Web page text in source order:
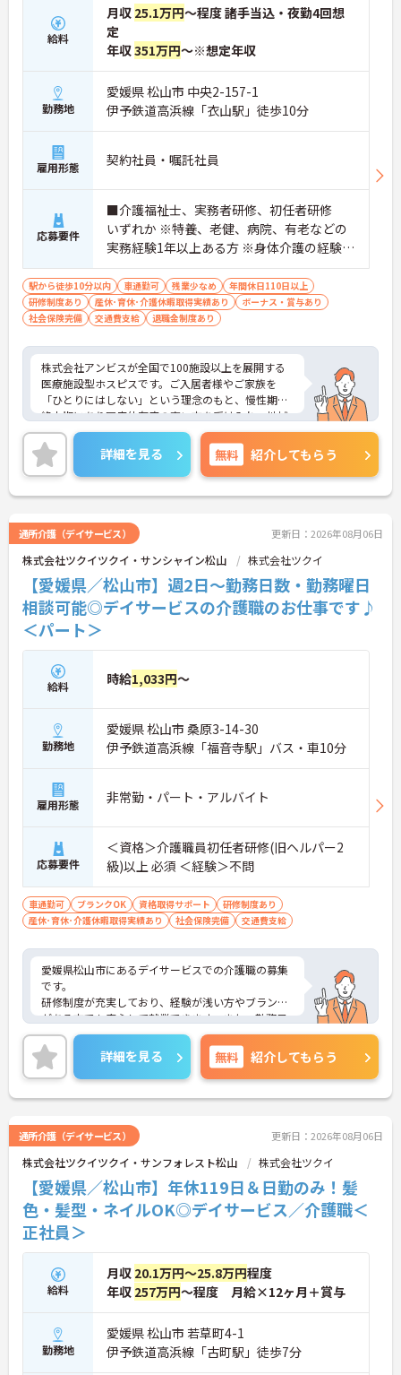
給料
月収 25.1万円～程度 諸手当込・夜勤4回想
定
年収351万円～※想定年収
勤務地
愛媛県 松山市 中央2-157-1
伊予鉄道高浜線「衣山駅」徒歩10分
雇用形態 契約社員・嘱託社員
応募要件
■介護福祉士、実務者研修、初任者研修
いずれか ※特養、老健、病院、有老などの
実務経験1年以上ある方 ※身体介護の経験年
以上ある方、機械浴の使用の経験のある方
歓迎
駅から徒歩10分以内 車通勤可 残業少なめ
年間休日110日以上
研修制度あり
産休･育休･介護休暇取得実績あり
ボーナス・賞与あり
社会保険完備
交通費支給 退職金制度あり
株式会社アンビスが全国で100施設以上を展開する
医療施設型ホスピスです。ご入居者様やご家族を
「ひとりにはしない」という理念のもと、慢性期や
終末期にあり医療依存度の高い方を受け入れ、地域
医療を支える社会的意義の高い事業を推進していま
す。現場には看護師が24時間常駐しています。急変
時の対応や医療行為は看護師が担当するため、初任
者研修や実務者研修の方も食事介助や入浴介助など
の生活を支えるケアに専念できる環境です。多職種
連携の体制がしっかりと整っています。働き方の面
では、夜勤明けの翌日が原則として公休となるほ
か、月平均の残業時間も5時間から7時間程度とかな
り少なめです。常勤スタッフの比率が90パーセント
を超えているため急な勤務変更が発生しにくく、あ
らかじめ決められた訪問予定表に沿って規則正しく
働けます。入職後は現場スタッフによるお一人おひ
とりに合わせた個別のOJT研修が実施されます。eラ
専門性を着実に深めていける環境が用意されていま
す。
★おすすめPOINT★
＜個別ＯＪＴとチーム連携で着実に成長！＞
・入職後はお一人おひとりの習熟度に合わせた個別
のＯＪＴ研修を実施し、ｅラーニングを用いた学習
の機会も提供されます
・施設内には看護師が24時間常駐しており、急変時
・介護スタッフと看護スタッフの比率が1対1で相談
しやすく、初任者研修や実務者研修からでも着実に
専門性を高められます
＜残業月7時間以下で身体の負担を軽減！＞
・常勤で働くスタッフの比率が90パーセント以上と
高く、急なシフト変更や無理な長時間勤務が発生し
にくい人員体制です
・訪問スケジュールに沿って施設内でのケアを行う
ため、月平均の残業時間は5時間から7時間程度とか
なり少なめに抑えられます
・夜勤明けの翌日は原則としてお休みとなるシフト
編成が組まれており、しっかりと休息を取りながら
長期的な就業が可能です
＜評価制度でキャリアアップ＞
・介護福祉士や初任者研修などの資格や実務経験、
・年次を問わずリーダーや主任などのマネジメント
職へ昇格する事例も多数あり、腰を据えて長期的な
キャリア形成が可能です
詳細を見る 無料 紹介してもらう
通所介護（デイサービス） 更新日：2026年08月06日
株式会社ツクイツクイ・サンシャイン松山 株式会社ツクイ
【愛媛県／松山市】週2日～勤務日数・勤務曜日
相談可能◎デイサービスの介護職のお仕事です♪
＜パート＞
給料 時給1,033円～
勤務地
愛媛県 松山市 桑原3-14-30
伊予鉄道高浜線「福音寺駅」バス・車10分
雇用形態 非常勤・パート・アルバイト
応募要件
＜資格＞介護職員初任者研修(旧ヘルパー2
級)以上 必須 ＜経験＞不問
車通勤可 ブランクOK 資格取得サポート
研修制度あり
産休･育休･介護休暇取得実績あり
社会保険完備 交通費支給
愛媛県松山市にあるデイサービスでの介護職の募集
です。
研修制度が充実しており、経験が浅い方やブランク
がある方でも安心して就業できます。また、勤務日
数・勤務曜日が相談可能なので、ライフスタイルに
合わせて働くことができます。
ご興味のある方には、面接対策ポイントなど、さら
に詳細をお話しいたしますのでお気軽にご相談くだ
さい！
詳細を見る 無料 紹介してもらう
通所介護（デイサービス） 更新日：2026年08月06日
株式会社ツクイツクイ・サンフォレスト松山 株式会社ツクイ
【愛媛県／松山市】年休119日＆日勤のみ！髪
色・髪型・ネイルOK◎デイサービス／介護職＜
正社員＞
給料
月収 20.1万円～25.8万円程度
年収 257万円～程度 月給×12ヶ月＋賞与
勤務地
愛媛県 松山市 若草町4-1
伊予鉄道高浜線「古町駅」徒歩7分